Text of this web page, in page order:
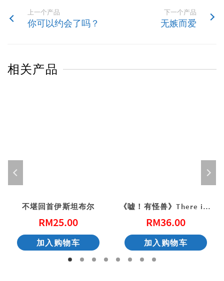
上一个产品
你可以约会了吗？
下一个产品
无嫉而爱
相关产品
不堪回首伊斯坦布尔
RM25.00
加入购物车
《嘘！有怪兽》There is a Monster
RM36.00
加入购物车